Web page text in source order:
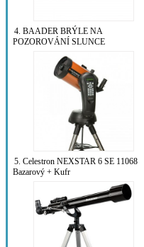
4. BAADER BRÝLE NA
POZOROVÁNÍ SLUNCE
5. Celestron NEXSTAR 6 SE 11068
Bazarový + Kufr